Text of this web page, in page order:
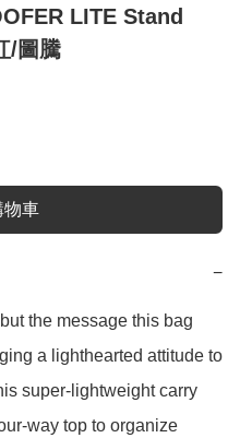
LITE Stand
/圖騰
物車
−
the message this bag
a lighthearted attitude to
super-lightweight carry
way top to organize